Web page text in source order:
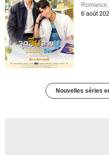
Romance,
6 août
Nouvelles séries